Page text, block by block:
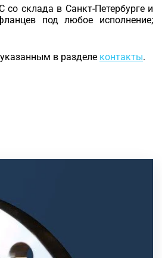
со склада в Санкт-Петербурге и
под любое исполнение;
в разделе контакты.